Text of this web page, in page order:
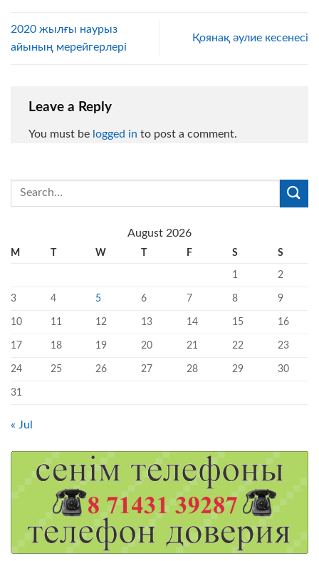
2020 жылғы наурыз
айының мерейгерлері
Қоянақ әулие кесенесі
Leave a Reply
You must be logged in to post a comment.
August 2026
M T W T F S S
1 2
3 4 5 6 7 8 9
10 11 12 13 14 15 16
17 18 19 20 21 22 23
24 25 26 27 28 29 30
31
« Jul